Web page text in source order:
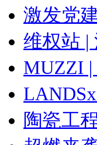
激发党
维权站 |
MUZZI
陶瓷工